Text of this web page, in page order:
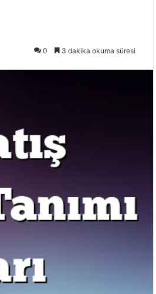
0 3 dakika okuma süresi